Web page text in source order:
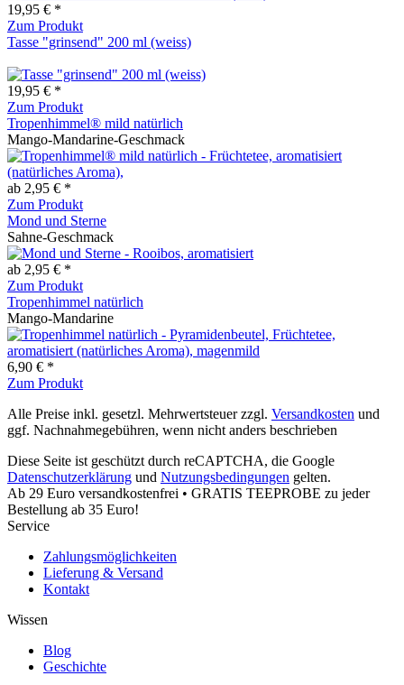
19,95 € *
Zum Produkt
Tasse "grinsend" 200 ml (weiss)
19,95 € *
Zum Produkt
Tropenhimmel® mild natürlich
Mango-Mandarine-Geschmack
ab 2,95 € *
Zum Produkt
Mond und Sterne
Sahne-Geschmack
ab 2,95 € *
Zum Produkt
Tropenhimmel natürlich
Mango-Mandarine
6,90 € *
Zum Produkt
Alle Preise inkl. gesetzl. Mehrwertsteuer zzgl. Versandkosten und
ggf. Nachnahmegebühren, wenn nicht anders beschrieben
Diese Seite ist geschützt durch reCAPTCHA, die Google
Datenschutzerklärung und Nutzungsbedingungen gelten.
Ab 29 Euro versandkostenfrei • GRATIS TEEPROBE zu jeder
Bestellung ab 35 Euro!
Service
Zahlungsmöglichkeiten
Lieferung & Versand
Kontakt
Wissen
Blog
Geschichte